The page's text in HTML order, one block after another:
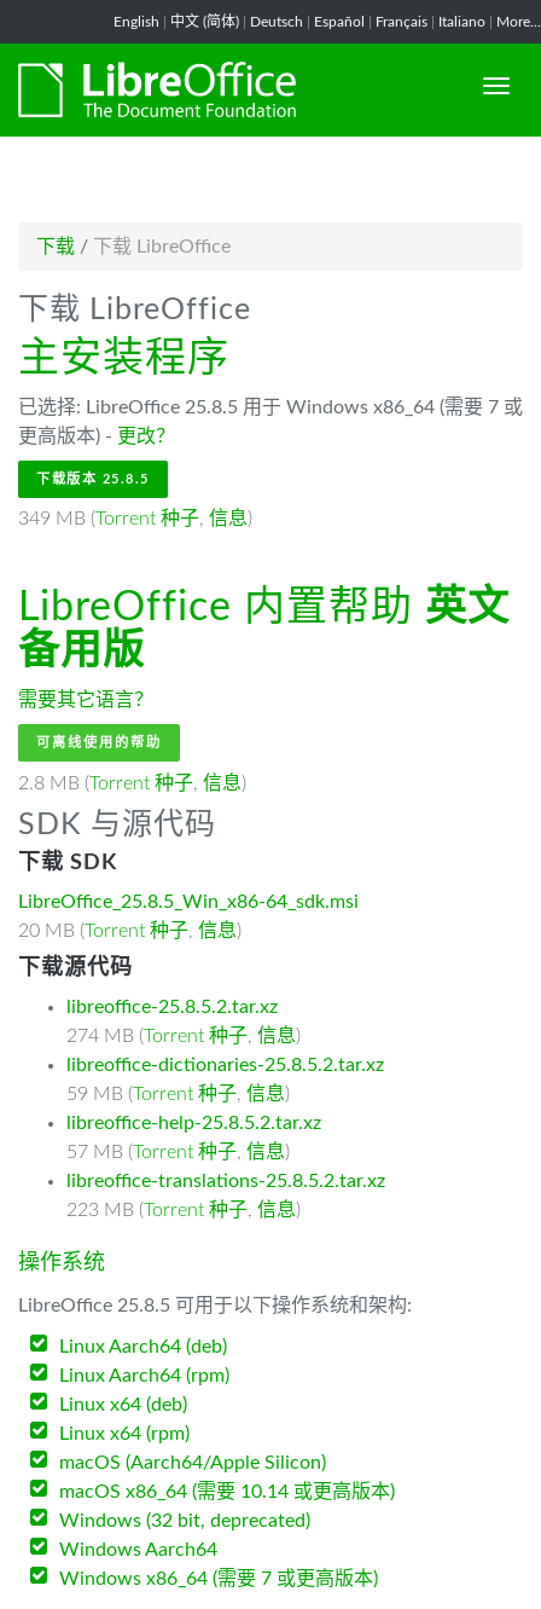
English 中文 (简体) Deutsch Español Français Italiano More...
下载 / 下载 LibreOffice
下载 LibreOffice
主安装程序
已选择: LibreOffice 25.8.5 用于 Windows x86_64 (需要 7 或
更高版本) - 更改？
下载版本 25.8.5
349 MB (Torrent 种子, 信息)
LibreOffice 内置帮助 英文
备用版
需要其它语言？
可离线使用的帮助
2.8 MB (Torrent 种子, 信息)
SDK 与源代码
下载 SDK
LibreOffice_25.8.5_Win_x86-64_sdk.msi
20 MB (Torrent 种子, 信息)
下载源代码
libreoffice-25.8.5.2.tar.xz
274 MB (Torrent 种子, 信息)
libreoffice-dictionaries-25.8.5.2.tar.xz
59 MB (Torrent 种子, 信息)
libreoffice-help-25.8.5.2.tar.xz
57 MB (Torrent 种子, 信息)
libreoffice-translations-25.8.5.2.tar.xz
223 MB (Torrent 种子, 信息)
操作系统
LibreOffice 25.8.5 可用于以下操作系统和架构:
Linux Aarch64 (deb)
Linux Aarch64 (rpm)
Linux x64 (deb)
Linux x64 (rpm)
macOS (Aarch64/Apple Silicon)
macOS x86_64 (需要 10.14 或更高版本)
Windows (32 bit, deprecated)
Windows Aarch64
Windows x86_64 (需要 7 或更高版本)